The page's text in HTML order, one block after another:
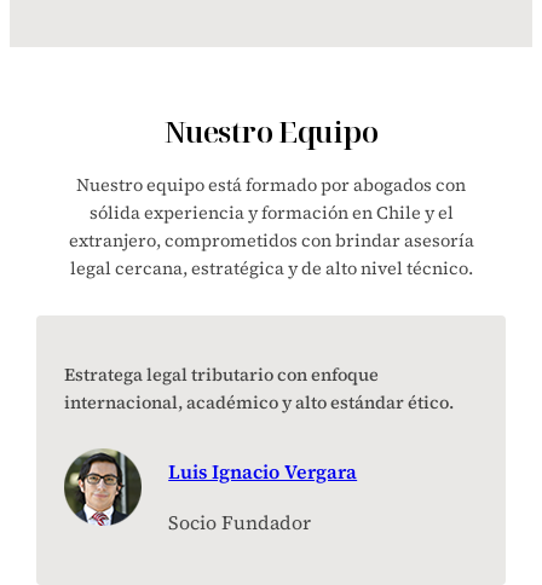
Nuestro Equipo
Nuestro equipo está formado por abogados con
sólida experiencia y formación en Chile y el
extranjero, comprometidos con brindar asesoría
legal cercana, estratégica y de alto nivel técnico.
Estratega legal tributario con enfoque
internacional, académico y alto estándar ético.
Luis Ignacio Vergara
Socio Fundador